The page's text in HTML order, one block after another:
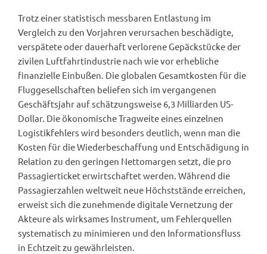
Trotz einer statistisch messbaren Entlastung im
Vergleich zu den Vorjahren verursachen beschädigte,
verspätete oder dauerhaft verlorene Gepäckstücke der
zivilen Luftfahrtindustrie nach wie vor erhebliche
finanzielle Einbußen. Die globalen Gesamtkosten für die
Fluggesellschaften beliefen sich im vergangenen
Geschäftsjahr auf schätzungsweise 6,3 Milliarden US-
Dollar. Die ökonomische Tragweite eines einzelnen
Logistikfehlers wird besonders deutlich, wenn man die
Kosten für die Wiederbeschaffung und Entschädigung in
Relation zu den geringen Nettomargen setzt, die pro
Passagierticket erwirtschaftet werden. Während die
Passagierzahlen weltweit neue Höchststände erreichen,
erweist sich die zunehmende digitale Vernetzung der
Akteure als wirksames Instrument, um Fehlerquellen
systematisch zu minimieren und den Informationsfluss
in Echtzeit zu gewährleisten.